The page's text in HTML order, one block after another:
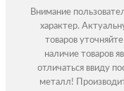
Внимание
характер.
товаров
наличие товаров
отличаться ввиду
металл!